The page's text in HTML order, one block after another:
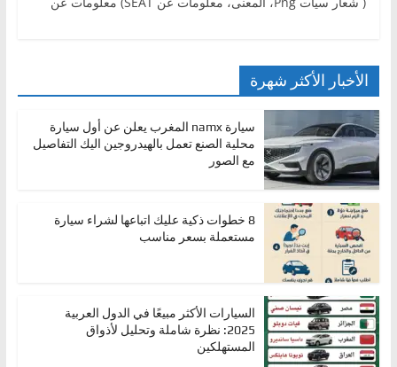
الأخبار الأكثر شهرة
سيارة namx المغرب يعلن عن أول سيارة
محلية الصنع تعمل بالهيدروجين اليك التفاصيل
مع الصور
8 خطوات ذكية عليك اتباعها لشراء سيارة
مستعملة بسعر مناسب
السيارات الأكثر مبيعًا في الدول العربية
2025: نظرة شاملة وتحليل لأذواق
المستهلكين